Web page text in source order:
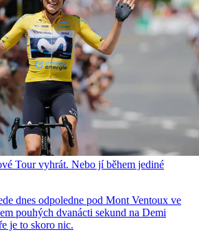
Tour vyhrát. Nebo jí během jediné
dnes odpoledne pod Mont Ventoux ve
pouhých dvanácti sekund na Demi
je to skoro nic.